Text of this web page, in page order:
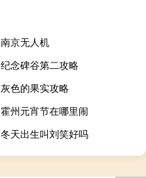
南京无人机
纪念碑谷第二攻略
灰色的果实攻略
霍州元宵节在哪里闹
冬天出生叫刘笑好吗